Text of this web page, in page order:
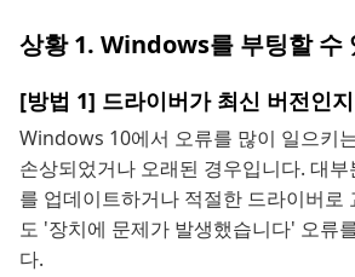
상황 1. Windows를 부팅할 수
[방법 1] 드라이버가 최신 버전인
Windows 10에서 오류를 많이 일으키
손상되었거나 오래된 경우입니다. 대
를 업데이트하거나 적절한 드라이버로
도 '장치에 문제가 발생했습니다' 오류
다.